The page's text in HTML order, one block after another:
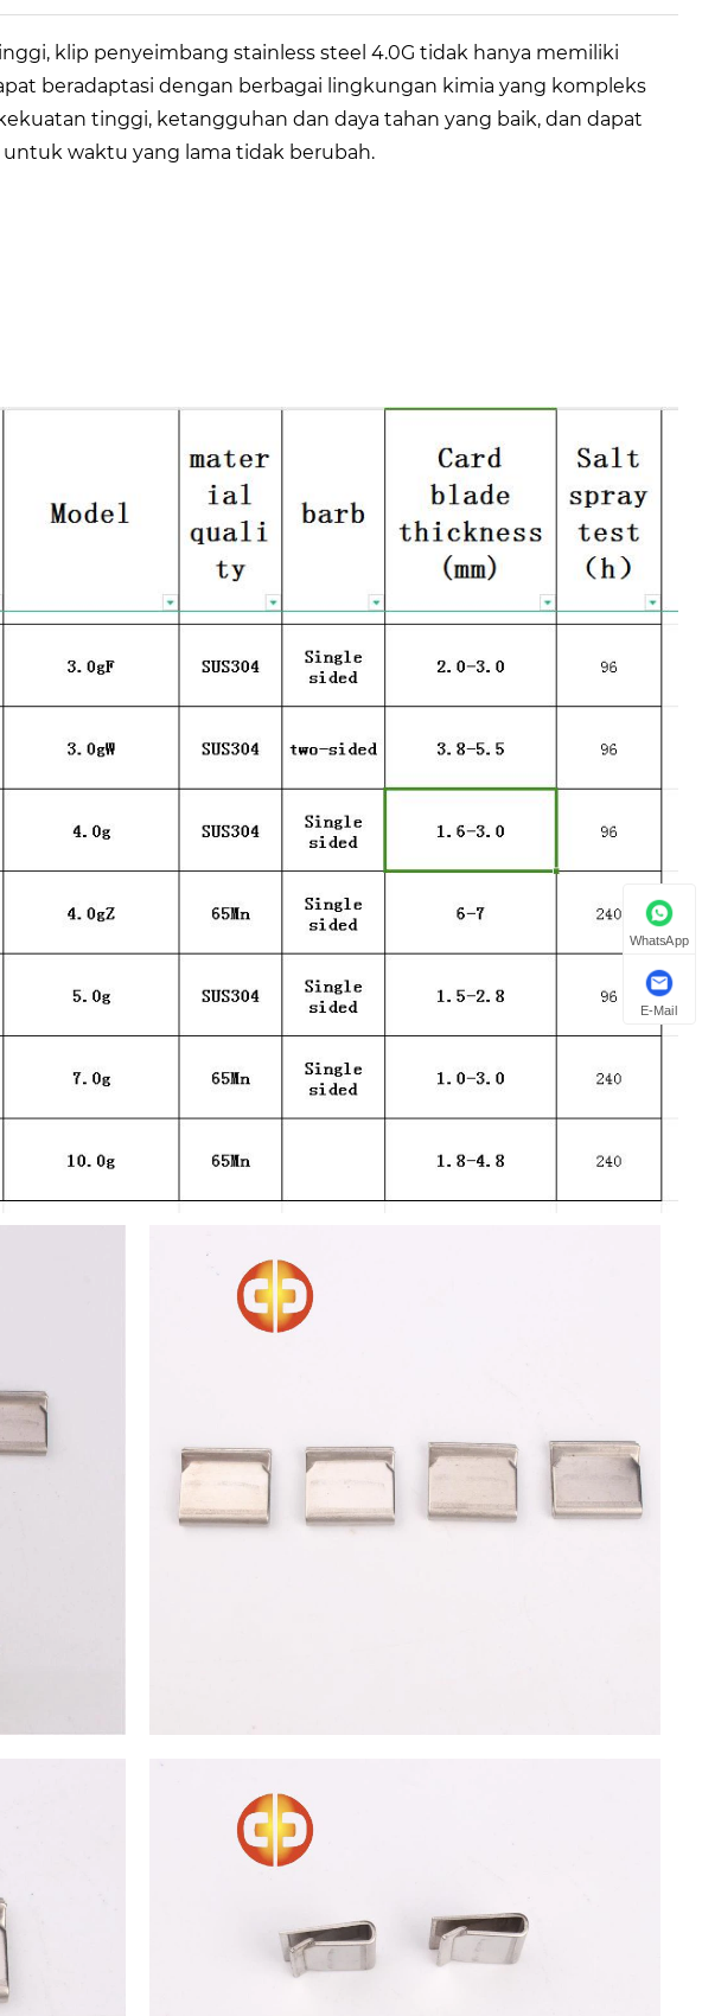
klip penyeimbang stainless steel 4.0G tidak hanya memiliki
beradaptasi dengan berbagai lingkungan kimia yang kompleks
tinggi, ketangguhan dan daya tahan yang baik, dan dapat
waktu yang lama tidak berubah.
WhatsApp
E-Mail